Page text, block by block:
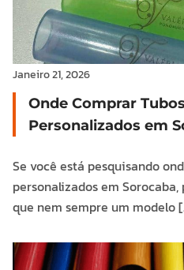
Janeiro 21, 2026
Onde Comprar
Personalizados em
Se você está pesquisando
personalizados em
que nem sempre um modelo